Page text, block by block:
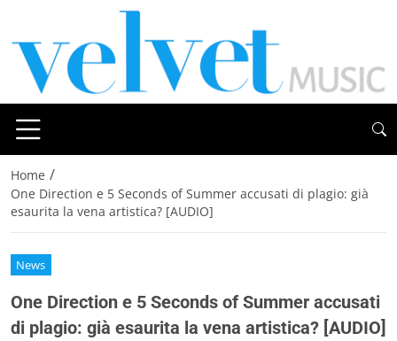
Home /
One Direction e 5 Seconds of Summer accusati di plagio: già
esaurita la vena artistica? [AUDIO]
News
One Direction e 5 Seconds of Summer accusati
di plagio: già esaurita la vena artistica? [AUDIO]